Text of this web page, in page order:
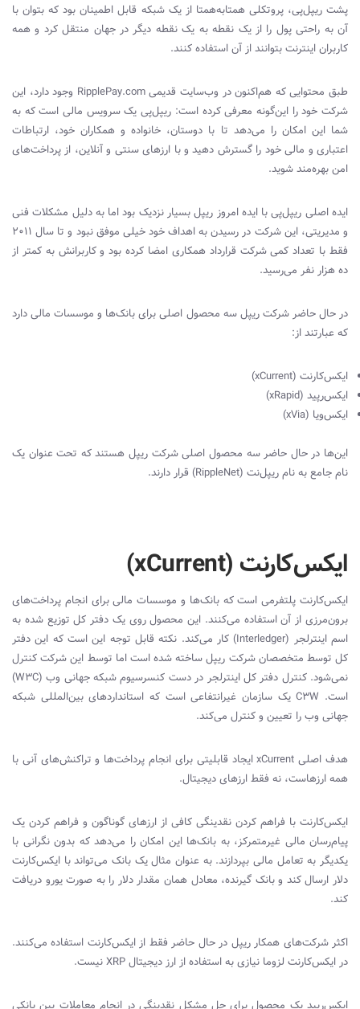
پشت ریپل‌پی، پروتکلی همتا‌به‌همتا از یک شبکه قابل‌ اطمینان بود که بتوان با
آن به‌ راحتی پول را از یک نقطه به یک نقطه دیگر در جهان منتقل کرد و همه
کاربران اینترنت بتوانند از آن استفاده کنند.
طبق محتوایی که هم‌اکنون در وب‌سایت قدیمیRipplePay.com وجود دارد، این
شرکت خود را این‌گونه معرفی کرده است: ریپل‌پی یک سرویس مالی است که به
شما این امکان را می‌دهد تا با دوستان، خانواده و همکاران خود، ارتباطات
اعتباری و مالی خود را گسترش دهید و با ارزهای سنتی و آنلاین، از پرداخت‌های
امن بهره‌مند شوید.
ایده اصلی ریپل‌پی با ایده امروز ریپل بسیار نزدیک بود اما به دلیل مشکلات فنی
و مدیریتی، این شرکت در رسیدن به اهداف خود خیلی موفق نبود و تا سال ۲۰۱۱
فقط با تعداد کمی شرکت قرارداد همکاری امضا کرده بود و کاربرانش به کمتر از
ده هزار نفر می‌رسید.
در حال حاضر شرکت ریپل سه محصول اصلی برای بانک‌ها و موسسات مالی دارد
که عبارتند از:
ایکس‌کارنت (xCurrent
)
ایکس‌رپید (xRapid
)
ایکس‌ویا (xVia
)
این‌ها در حال حاضر سه محصول اصلی شرکت ریپل هستند که تحت عنوان یک
نام جامع به نام ریپل‌نت (RippleNet) قرار دارند.
ایکس‌کارنت (xCurrent)
ایکس‌کارنت پلتفرمی است که بانک‌ها و موسسات مالی برای انجام پرداخت‌های
برون‌مرزی از آن استفاده می‌کنند. این محصول روی یک دفتر کل توزیع شده به
اسم اینترلجر (Interledger) کار می‌کند. نکته قابل توجه این است که این دفتر
کل توسط متخصصان شرکت ریپل ساخته شده است اما توسط این شرکت کنترل
نمی‌شود. کنترل دفتر کل اینترلجر در دست کنسرسیوم شبکه جهانی وب (W3C
)
است. W۳Cیک سازمان غیرانتفاعی است که استانداردهای بین‌المللی شبکه
جهانی وب را تعیین و کنترل می‌کند.
هدف اصلی xCurrentایجاد قابلیتی برای انجام پرداخت‌ها و تراکنش‌های آنی با
همه ارزهاست، نه فقط ارزهای دیجیتال.
ایکس‌کارنت با فراهم کردن نقدینگی کافی از ارزهای گوناگون و فراهم کردن یک
پیام‌رسان مالی غیرمتمرکز، به بانک‌ها این امکان را می‌دهد که بدون نگرانی با
یکدیگر به تعامل مالی بپردازند. به عنوان مثال یک بانک می‌تواند با ایکس‌کارنت
دلار ارسال کند و بانک گیرنده، معادل همان مقدار دلار را به صورت یورو دریافت
کند.
اکثر شرکت‌های همکار ریپل در حال حاضر فقط از ایکس‌کارنت استفاده می‌کنند.
در ایکس‌کارنت لزوما نیازی به استفاده از ارز دیجیتالXRPنیست.
ایکس‌رپید یک محصول برای حل مشکل نقدینگی در انجام معاملات بین بانکی